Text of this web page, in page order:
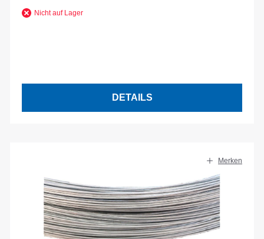
Nicht auf Lager
DETAILS
Merken